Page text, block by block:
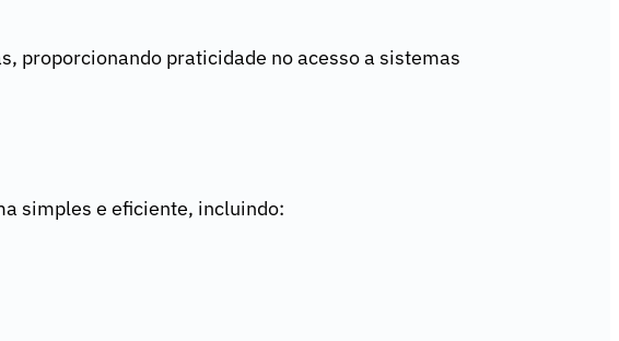
proporcionando praticidade no acesso a sistemas
simples e eficiente, incluindo: